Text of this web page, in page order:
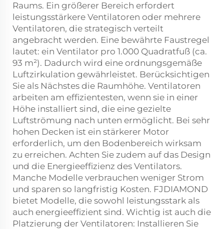
Raums. Ein größerer Bereich erfordert
leistungsstärkere Ventilatoren oder mehrere
Ventilatoren, die strategisch verteilt
angebracht werden. Eine bewährte Faustregel
lautet: ein Ventilator pro 1.000 Quadratfuß (ca.
93 m²). Dadurch wird eine ordnungsgemäße
Luftzirkulation gewährleistet. Berücksichtigen
Sie als Nächstes die Raumhöhe. Ventilatoren
arbeiten am effizientesten, wenn sie in einer
Höhe installiert sind, die eine gezielte
Luftströmung nach unten ermöglicht. Bei sehr
hohen Decken ist ein stärkerer Motor
erforderlich, um den Bodenbereich wirksam
zu erreichen. Achten Sie zudem auf das Design
und die Energieeffizienz des Ventilators.
Manche Modelle verbrauchen weniger Strom
und sparen so langfristig Kosten. FJDIAMOND
bietet Modelle, die sowohl leistungsstark als
auch energieeffizient sind. Wichtig ist auch die
Platzierung der Ventilatoren: Installieren Sie